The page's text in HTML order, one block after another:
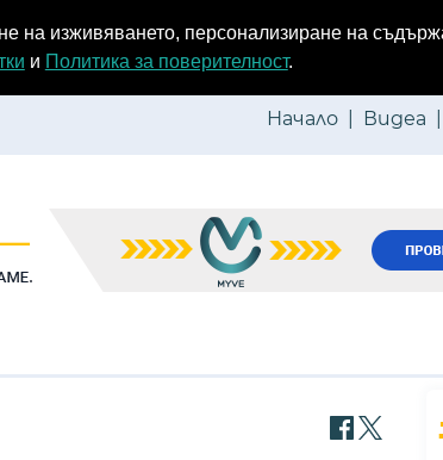
на изживяването, персонализиране на
и Политика за поверителност.
Начало Видеа